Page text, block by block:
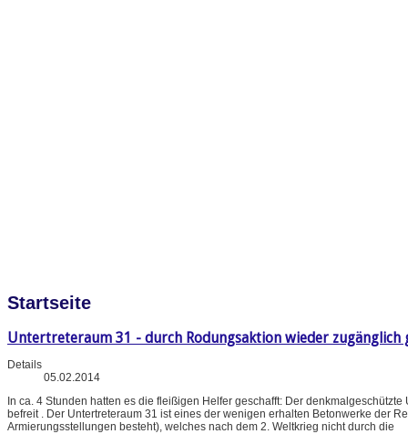
Startseite
Untertreteraum 31 - durch Rodungsaktion wieder zugänglich
Details
05.02.2014
In ca. 4 Stunden hatten es die fleißigen Helfer geschafft: Der
befreit . Der Untertreteraum 31 ist eines der wenigen erhalten Betonwerke der
Armierungsstellungen besteht), welches nach dem 2. Weltkrieg nicht durch die